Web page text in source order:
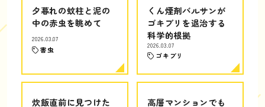
夕暮れの蚊柱と泥の
中の赤虫を眺めて
2026.03.07
害虫
くん煙剤バルサンが
ゴキブリを退治する
科学的根拠
2026.03.07
ゴキブリ
炊飯直前に見つけた 高層マンションでも